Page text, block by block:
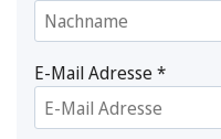
E-Mail Adresse*